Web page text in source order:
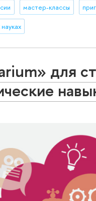
мастер-классы
для